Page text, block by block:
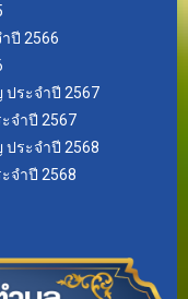
ปี 2566
ระจำปี 2567
จำปี 2567
ระจำปี 2568
จำปี 2568